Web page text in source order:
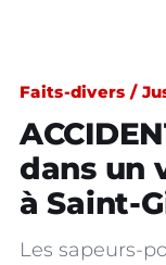
Faits-divers /
dans un
à Saint-
Les sapeurs-